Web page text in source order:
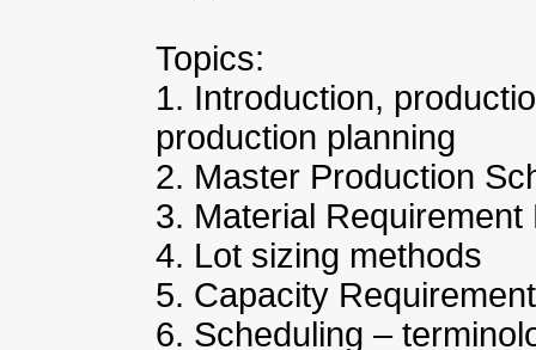
Topics:
1. Introduction,
production planning
2. Master Production
3. Material
4. Lot sizing methods
5. Capacity
6. Scheduling –